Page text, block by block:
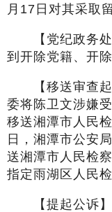
月17日对其采取
【党纪政务处
到开除党籍、开
【移送审查起
委将陈卫文涉嫌
移送湘潭市人民
日，湘潭市公安
送湘潭市人民检
指定雨湖区人民
【提起公诉】